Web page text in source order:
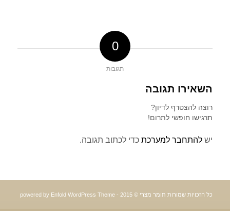
0
תגובות
השאירו תגובה
רוצה להצטרף לדיון?
תרגישו חופשי לתרום!
יש להתחבר למערכתכדי לכתוב תגובה.
כל הזכויות שמורות תומר מצרי © 2015 - powered by Enfold WordPress Theme